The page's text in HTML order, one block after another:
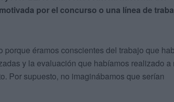
por el concurso o una línea de
éramos conscientes del trabajo que
y la evaluación que habíamos realizado a
Por supuesto, no imaginábamos que serían